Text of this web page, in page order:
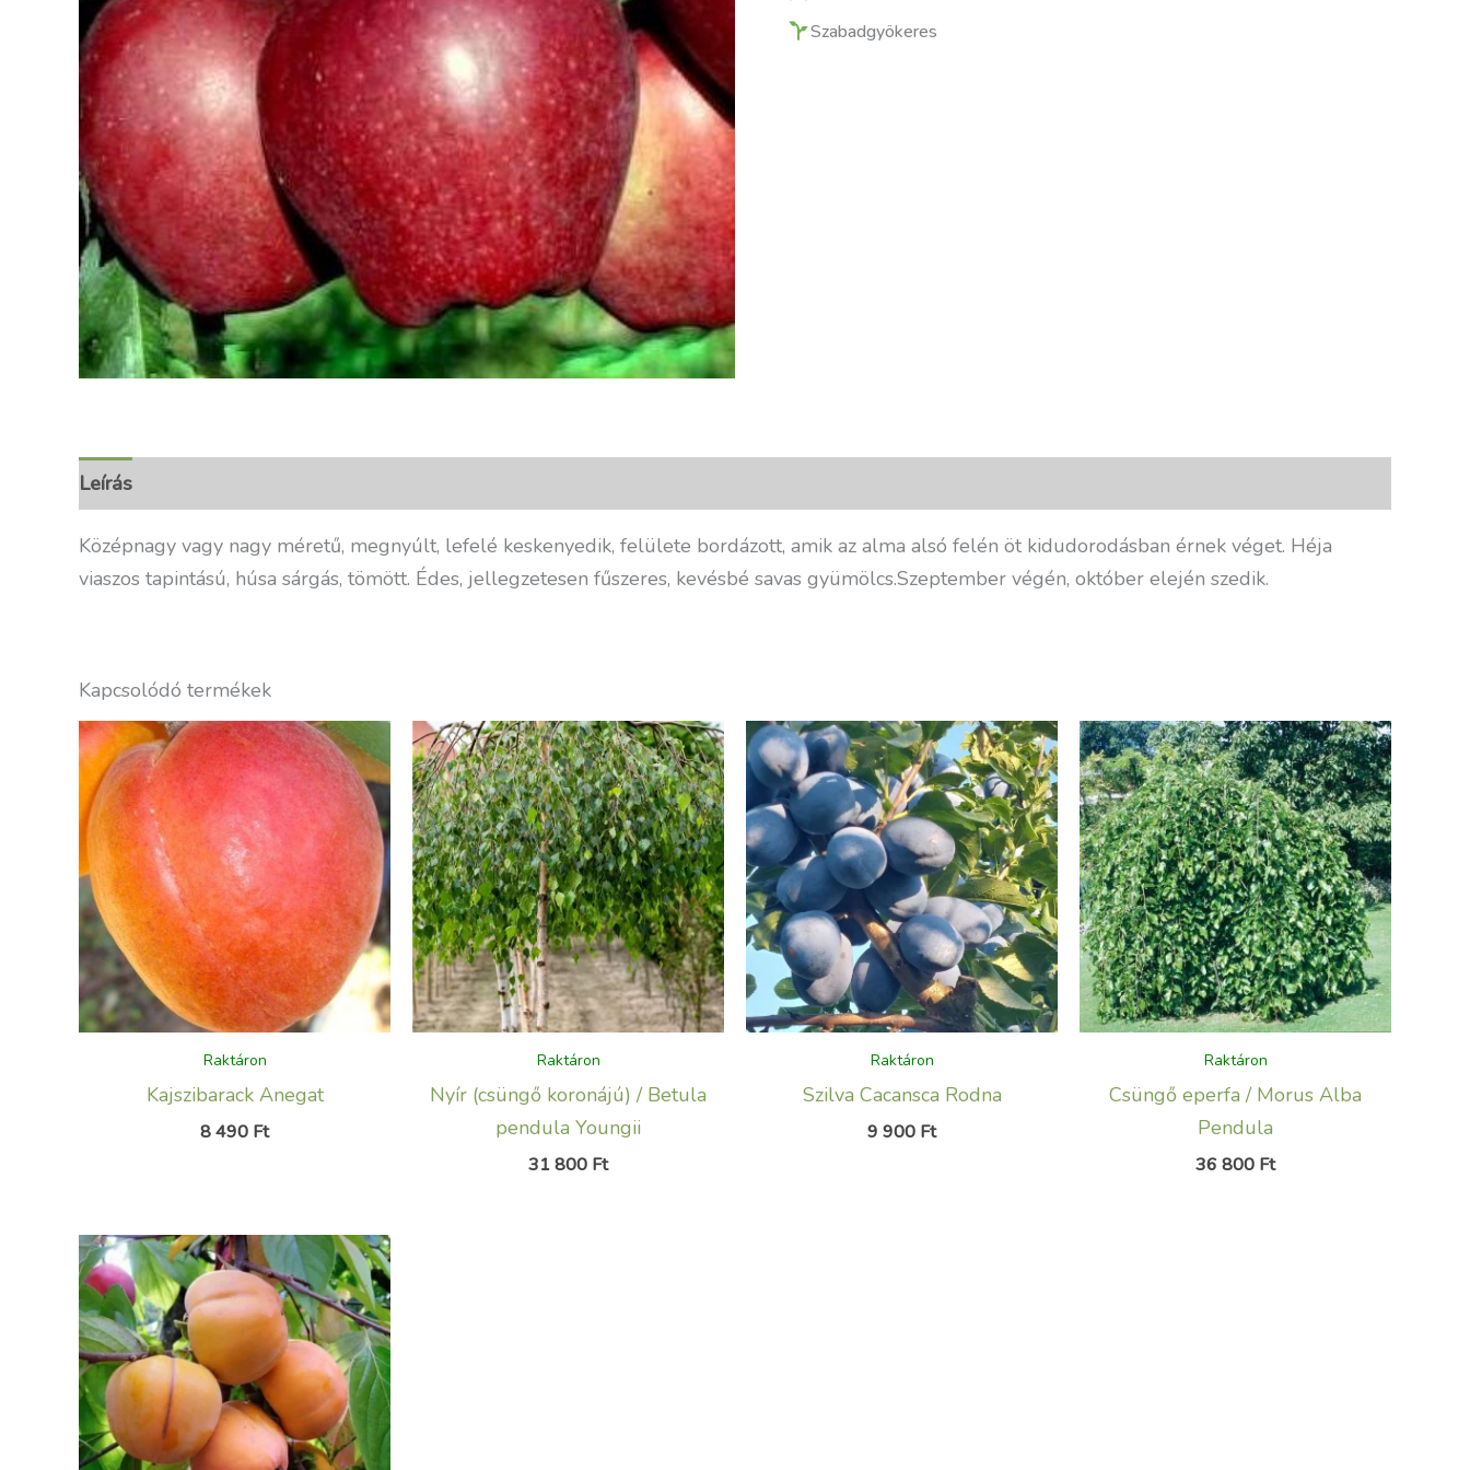
Szabadgyökeres
Leírás
Középnagy vagy nagy méretű, megnyúlt, lefelé keskenyedik, felülete bordázott, amik az alma alsó felén öt kidudorodásban érnek véget. Héja
viaszos tapintású, húsa sárgás, tömött. Édes, jellegzetesen fűszeres, kevésbé savas gyümölcs.Szeptember végén, október elején szedik.
Kapcsolódó termékek
Raktáron
Kajszibarack Anegat
8 490 Ft
Raktáron
Nyír (csüngő koronájú) / Betula
pendula Youngii
31 800 Ft
Raktáron
Szilva Cacansca Rodna
9 900 Ft
Raktáron
Csüngő eperfa / Morus Alba
Pendula
36 800 Ft